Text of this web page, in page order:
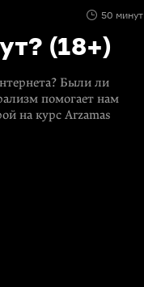
50 минут
(18+)
Были ли
помогает нам
на курс Arzamas